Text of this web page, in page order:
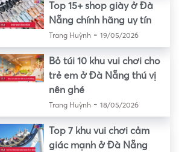
Top 15+ shop giày ở Đà
Nẵng chính hãng uy tín
Trang Huỳnh- 19/05/2026
Bỏ túi 10 khu vui chơi cho
trẻ em ở Đà Nẵng thú vị
nên ghé
Trang Huỳnh- 18/05/2026
Top 7 khu vui chơi cảm
giác mạnh ở Đà Nẵng